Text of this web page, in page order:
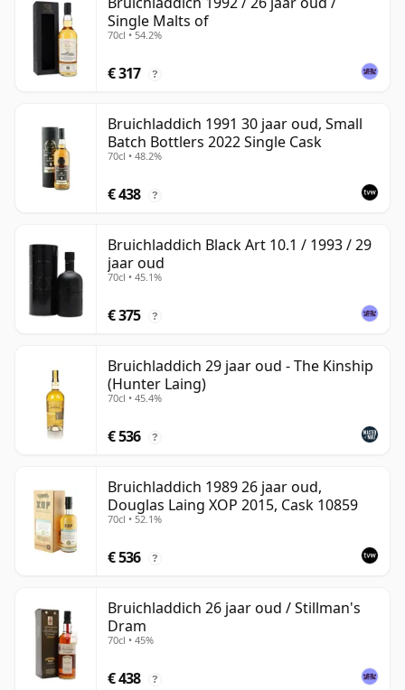
Single Malts of
70cl • 54.2%
€ 317 ?
Bruichladdich 1991 30 jaar oud, Small
Batch Bottlers 2022 Single Cask
70cl • 48.2%
€ 438 ?
Bruichladdich Black Art 10.1 / 1993 / 29
jaar oud
70cl • 45.1%
€ 375 ?
Bruichladdich 29 jaar oud - The Kinship
(Hunter Laing)
70cl • 45.4%
€ 536 ?
Bruichladdich 1989 26 jaar oud,
Douglas Laing XOP 2015, Cask 10859
70cl • 52.1%
€ 536 ?
Bruichladdich 26 jaar oud / Stillman's
Dram
70cl • 45%
€ 438 ?